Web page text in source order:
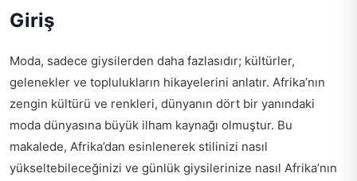
Giriş
Moda, sadece giysilerden daha fazlasıdır; kültürler,
gelenekler ve toplulukların hikayelerini anlatır. Afrika’nın
zengin kültürü ve renkleri, dünyanın dört bir yanındaki
moda dünyasına büyük ilham kaynağı olmuştur. Bu
makalede, Afrika’dan esinlenerek stilinizi nasıl
yükseltebileceğinizi ve günlük giysilerinize nasıl Afrika’nın